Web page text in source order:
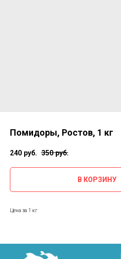
Помидоры, Ростов, 1 кг
240 руб. 350 руб.
В КОРЗИНУ
Цена за 1 кг